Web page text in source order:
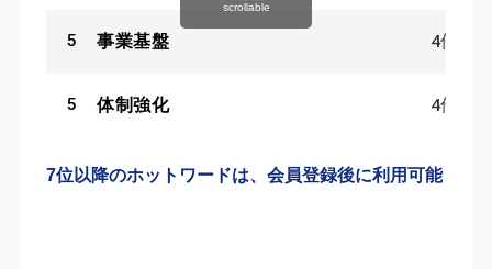
5 事業基盤 4件
5 体制強化 4件
7位以降のホットワードは、会員登録後に利用可能
scrollable